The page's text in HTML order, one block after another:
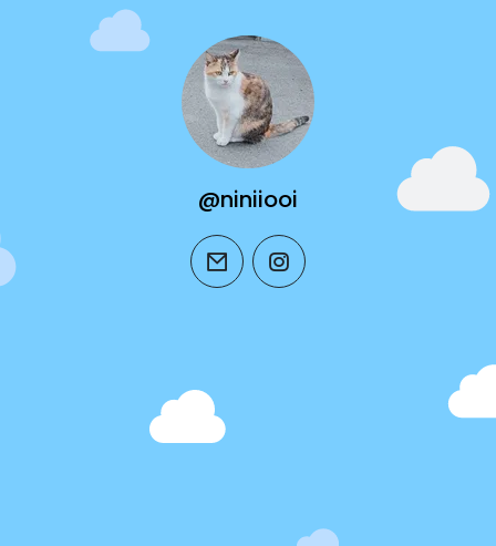
@niniiooi
email instagram